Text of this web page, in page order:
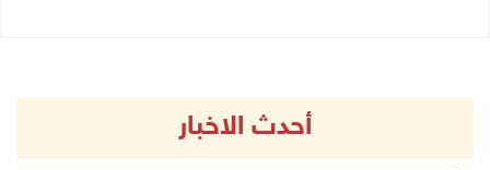
أحدث الاخبار